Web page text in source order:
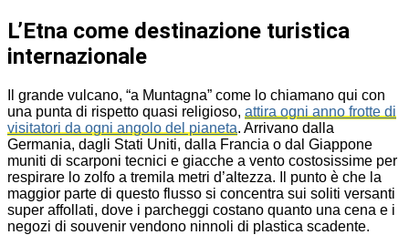
L’Etna come destinazione turistica
internazionale
Il grande vulcano, “a Muntagna” come lo chiamano qui con
una punta di rispetto quasi religioso, attira ogni anno frotte di
visitatori da ogni angolo del pianeta. Arrivano dalla
Germania, dagli Stati Uniti, dalla Francia o dal Giappone
muniti di scarponi tecnici e giacche a vento costosissime per
respirare lo zolfo a tremila metri d’altezza. Il punto è che la
maggior parte di questo flusso si concentra sui soliti versanti
super affollati, dove i parcheggi costano quanto una cena e i
negozi di souvenir vendono ninnoli di plastica scadente.